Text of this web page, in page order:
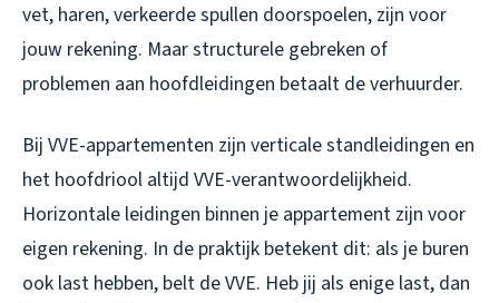
vet, haren, verkeerde spullen doorspoelen, zijn voor
jouw rekening. Maar structurele gebreken of
problemen aan hoofdleidingen betaalt de verhuurder.
Bij VVE-appartementen zijn verticale standleidingen en
het hoofdriool altijd VVE-verantwoordelijkheid.
Horizontale leidingen binnen je appartement zijn voor
eigen rekening. In de praktijk betekent dit: als je buren
ook last hebben, belt de VVE. Heb jij als enige last, dan